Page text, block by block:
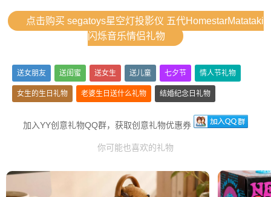
点击购买 segatoys星空灯投影仪 五代HomestarMatataki
闪烁音乐情侣礼物
送女朋友 送闺蜜 送女生 送儿童 七夕节 情人节礼物
女生的生日礼物 老婆生日送什么礼物 结婚纪念日礼物
加入YY创意礼物QQ群，获取创意礼物优惠券
你可能也喜欢的礼物